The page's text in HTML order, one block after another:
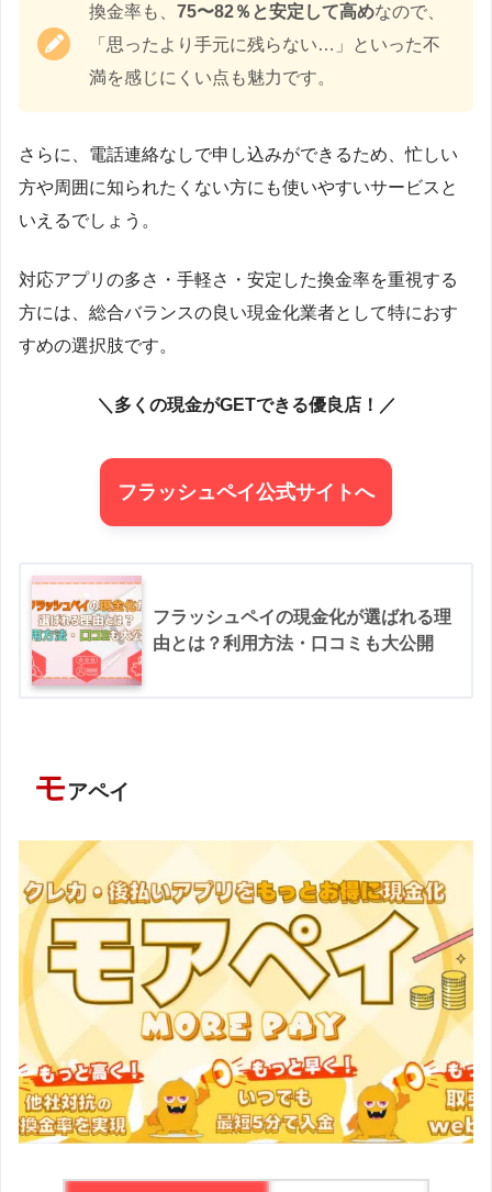
換金率も、 75〜82％と安定して高めなので、
「思ったより手元に残らない…」といった不
満を感じにくい点も魅力です。
さらに、電話連絡なしで申し込みができるため、忙しい
方や周囲に知られたくない方にも使いやすいサービスと
いえるでしょう。
対応アプリの多さ・手軽さ・安定した換金率を重視する
方には、総合バランスの良い現金化業者として特におす
すめの選択肢です。
＼多くの現金がGETできる優良店！／
フラッシュペイ公式サイトへ
フラッシュペイの現金化が選ばれる理
由とは？利用方法・口コミも大公開
モアペイ